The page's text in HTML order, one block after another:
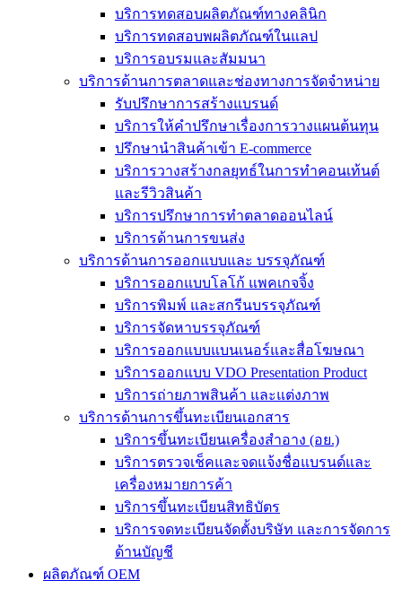
บริการทดสอบผลิตภัณฑ์ทางคลินิก
บริการทดสอบพผลิตภัณฑ์ในแลป
บริการอบรมและสัมมนา
บริการด้านการตลาดและช่องทางการจัดจำหน่าย
รับปรึกษาการสร้างแบรนด์
บริการให้คำปรึกษาเรื่องการวางแผนต้นทุน
ปรึกษานำสินค้าเข้า E-commerce
บริการวางสร้างกลยุทธ์ในการทำคอนเท้นต์
และรีวิวสินค้า
บริการปรึกษาการทำตลาดออนไลน์
บริการด้านการขนส่ง
บริการด้านการออกแบบและ บรรจุภัณฑ์
บริการออกแบบโลโก้ แพคเกจจิ้ง
บริการพิมพ์ และสกรีนบรรจุภัณฑ์
บริการจัดหาบรรจุภัณฑ์
บริการออกแบบแบนเนอร์และสื่อโฆษณา
บริการออกแบบ VDO Presentation Product
บริการถ่ายภาพสินค้า และแต่งภาพ
บริการด้านการขึ้นทะเบียนเอกสาร
บริการขึ้นทะเบียนเครื่องสำอาง (อย.)
บริการตรวจเช็คและจดแจ้งชื่อแบรนด์และ
เครื่องหมายการค้า
บริการขึ้นทะเบียนสิทธิบัตร
บริการจดทะเบียนจัดตั้งบริษัท และการจัดการ
ด้านบัญชี
ผลิตภัณฑ์ OEM